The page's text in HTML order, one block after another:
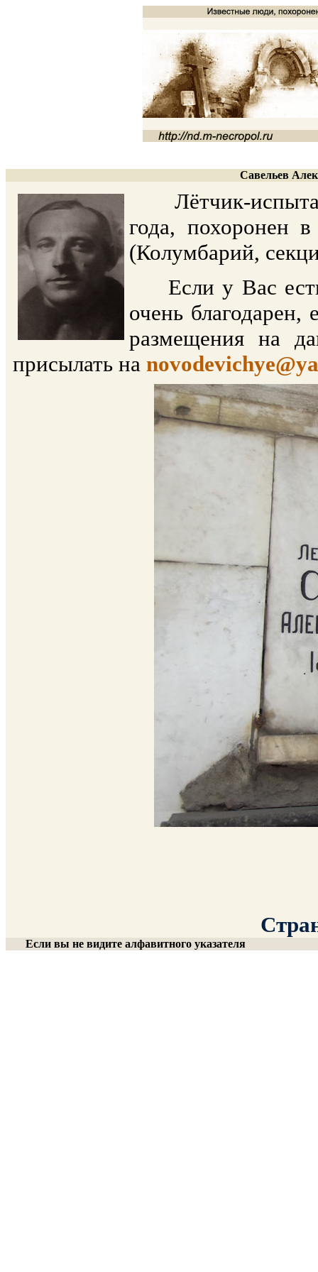
Савельев
Лётчик-
года, похоронен
(Колумбарий,
Если у Вас есть
очень
размещения на
присылать на
Если вы не видите алфавитного указателя